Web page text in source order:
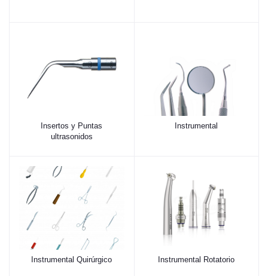
Insertos y Puntas
ultrasonidos
Instrumental
Instrumental Quirúrgico Instrumental Rotatorio